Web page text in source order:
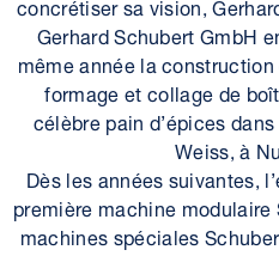
Gerhard Schubert GmbH
même année la
formage et collage de
célèbre pain d’épices
Weiss, à
Dès les années suivantes,
première machine
machines spéciales